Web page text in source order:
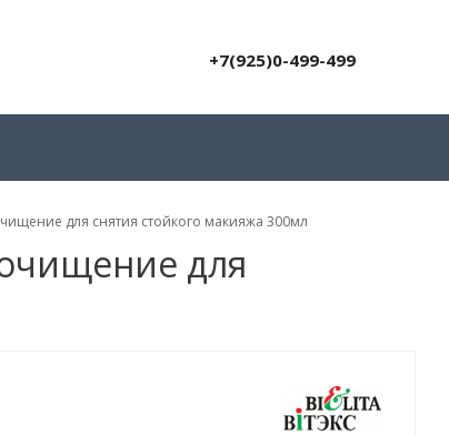
+7(925)0-499-499
для снятия стойкого макияжа 300мл
для